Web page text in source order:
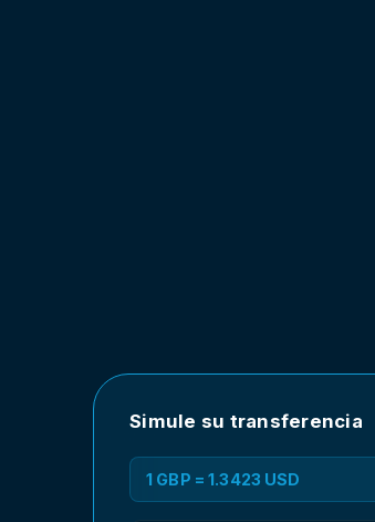
Simule su transferencia
1 GBP = 1.3423 USD